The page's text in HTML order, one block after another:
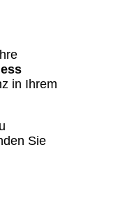
in Ihrem
Sie